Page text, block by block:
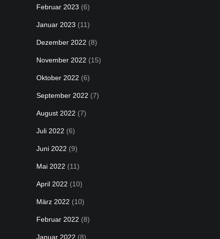
Februar 2023 (6)
Januar 2023 (11)
Dezember 2022 (8)
November 2022 (15)
Oktober 2022 (6)
September 2022 (7)
August 2022 (7)
Juli 2022 (6)
Juni 2022 (9)
Mai 2022 (11)
April 2022 (10)
März 2022 (10)
Februar 2022 (8)
Januar 2022 (8)